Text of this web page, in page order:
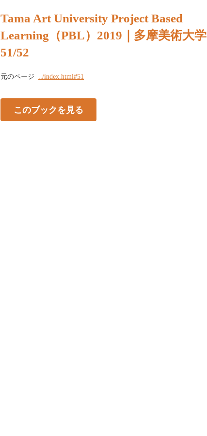
Tama Art University Project Based
Learning（PBL）2019｜多摩美術大学
51/52
元のページ ../index.html#51
このブックを見る